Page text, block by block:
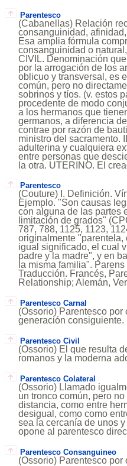
Parentesco
(Cabanellas) Relación
consanguinidad,
Esa amplia fórmula
consanguinidad o
CIVIL. Denominación
por la arrogación de los
oblicuo y transversal, es
común, pero no
sobrinos y tíos. (v. estos
procedente de modo
a los hermanos que
germanos, a diferencia
contrae por razón de
ministro del sacramento.
adulterina y cualquiera
entre personas que
la otra. UTERINO. El
Parentesco
(Couture) I. Definición.
Ejemplo. "Son causas
con alguna de las partes
limitación de grados"
787, 788, 1125, 1123,
originalmente "parentela,
igual significado, el cual
padre y la madre", y en
la misma familia".
Traducción. Francés,
Relationship; Alemán,
Parentesco Carnal
(Ossorio) Parentesco
generación consiguiente.
Parentesco Civil
(Ossorio) El que resulta
romanos y la moderna
Parentesco Colateral
(Ossorio) Llamado
un tronco común, pero
distancia, como entre
desigual, como como
sea la cercanía de unos
opone al parentesco
Parentesco Consanguineo
(Ossorio) Parentesco por